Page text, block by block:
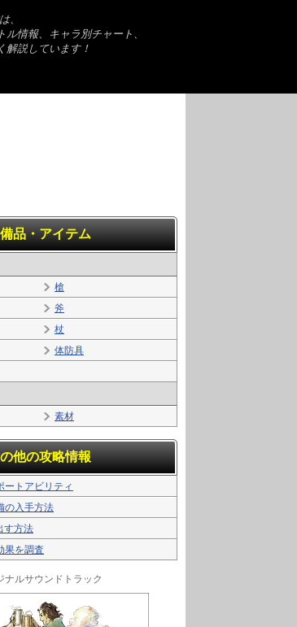
、
情報、キャラ別チャート、
解説しています！
品・アイテム
槍
斧
杖
体防具
素材
他の攻略情報
ートアビリティ
の入手方法
す方法
果を調査
ナルサウンドトラック